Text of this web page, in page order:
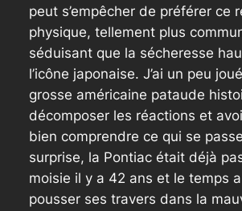
peut s’empêcher de préférer ce
physique, tellement plus
séduisant que la sécheresse
l’icône japonaise. J’ai un peu
grosse américaine pataude
décomposer les réactions et
bien comprendre ce qui se
surprise, la Pontiac était déjà
moisie il y a 42 ans et le temps
pousser ses travers dans la